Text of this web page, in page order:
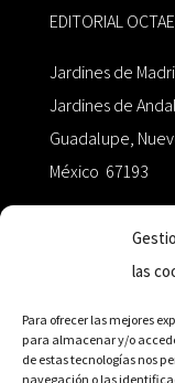
las
Para ofrecer las mejores
para almacenar y/o
de estas tecnologías nos
navegación o las
EDITORIAL
Jardines de
Jardines de
Guadalupe,
México 67193
+52 811.499.5638
RED DE